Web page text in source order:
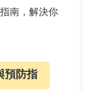
預防指